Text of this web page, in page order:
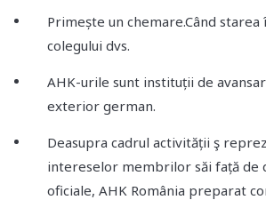
Primește un chemare.Când
colegului dvs.
AHK-urile sunt instituții de
exterior german.
Deasupra cadrul activității ş
intereselor membrilor săi față
oficiale, AHK România preparat